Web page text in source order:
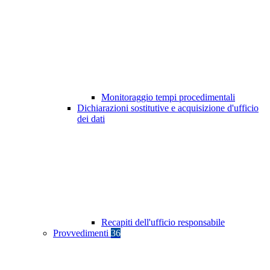
Monitoraggio tempi procedimentali
Dichiarazioni sostitutive e acquisizione d'ufficio
dei dati
Recapiti dell'ufficio responsabile
Provvedimenti 36